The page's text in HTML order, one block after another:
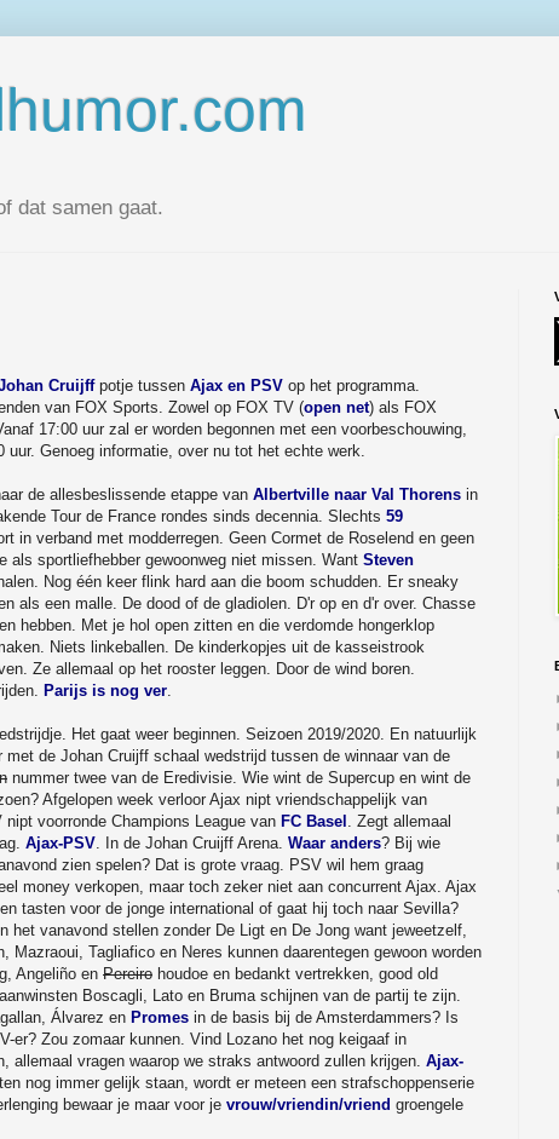
dat samen gaat.
Cruijffpotje tussen Ajax en PSV op het programma.
van FOX Sports. Zowel op FOX TV (open net) als FOX
17:00 uur zal er worden begonnen met een voorbeschouwing,
uur. Genoeg informatie, over nu tot het echte werk.
de allesbeslissende etappe van Albertville naar Val Thorens in
Tour de France rondes sinds decennia. Slechts 59
in verband met modderregen. Geen Cormet de Roselend en geen
als sportliefhebber gewoonweg niet missen. Want Steven
Nog één keer flink hard aan die boom schudden. Er sneaky
als een malle. De dood of de gladiolen. D'r op en d'r over. Chasse
hebben. Met je hol open zitten en die verdomde hongerklop
Niets linkeballen. De kinderkopjes uit de kasseistrook
Ze allemaal op het rooster leggen. Door de wind boren.
Parijs is nog ver.
Het gaat weer beginnen. Seizoen 2019/2020. En natuurlijk
met de Johan Cruijff schaal wedstrijd tussen de winnaar van de
nummer twee van de Eredivisie. Wie wint de Supercup en wint de
Afgelopen week verloor Ajax nipt vriendschappelijk van
nipt voorronde Champions League van FC Basel . Zegt allemaal
Ajax-PSV. In de Johan Cruijff Arena. Waar anders? Bij wie
zien spelen? Dat is grote vraag. PSV wil hem graag
money verkopen, maar toch zeker niet aan concurrent Ajax. Ajax
tasten voor de jonge international of gaat hij toch naar Sevilla?
het vanavond stellen zonder De Ligt en De Jong want jeweetzelf,
Mazraoui, Tagliafico en Neres kunnen daarentegen gewoon worden
Angeliño en Pereiro houdoe en bedankt vertrekken, good old
Boscagli, Lato en Bruma schijnen van de partij te zijn.
Álvarez en Promes in de basis bij de Amsterdammers? Is
er? Zou zomaar kunnen. Vind Lozano het nog keigaaf in
allemaal vragen waarop we straks antwoord zullen krijgen. Ajax-
nog immer gelijk staan, wordt er meteen een strafschoppenserie
bewaar je maar voor je vrouw/vriendin/vriend groengele